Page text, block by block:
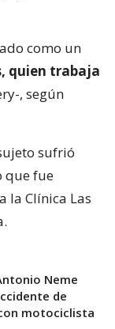
como un
quien trabaja
, según
sufrió
que fue
la Clínica Las
Neme
de
motociclista